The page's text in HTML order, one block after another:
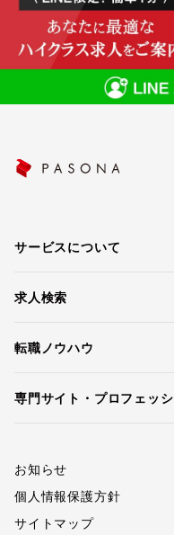
サービスについて
求人検索
転職ノウハウ
専門サイト・プロフェッ
お知らせ
個人情報保護方針
サイトマップ